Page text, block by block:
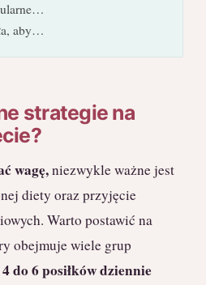
aby…
strategie na
wagę,niezwykle ważne jest
diety oraz przyjęcie
Warto postawić na
obejmuje wiele grup
4 do 6 posiłków dziennie